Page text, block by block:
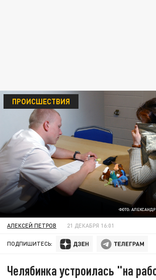
ФОТО: АЛЕКСАНДР
ПРОИСШЕСТВИЯ
АЛЕКСЕЙ ПЕТРОВ 21 ДЕКАБРЯ 16:01
ПОДПИШИТЕСЬ:
Челябинка устроилась "на